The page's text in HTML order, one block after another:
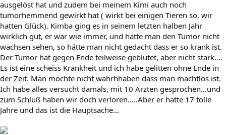
ausgelöst hat und zudem bei meinem Kimi auch noch
tumorhemmend gewirkt hat ( wirkt bei einigen Tieren so, wir
hatten Glück). Kimba ging es in seinem letzten halben Jahr
wirklich gut, er war wie immer, und hätte man den Tumor nicht
wachsen sehen, so hätte man nicht gedacht dass er so krank ist.
Der Tumor hat gegen Ende teilweise geblutet, aber nicht stark....
Es ist eine scheiss Krankheit und ich habe gelitten ohne Ende in
der Zeit. Man möchte nicht wahrhhaben dass man machtlos ist.
Ich habe alles versucht damals, mit 10 Ärzten gesprochen...und
zum Schluß haben wir doch verloren.....Aber er hatte 17 tolle
Jahre und das ist die Hauptsache...